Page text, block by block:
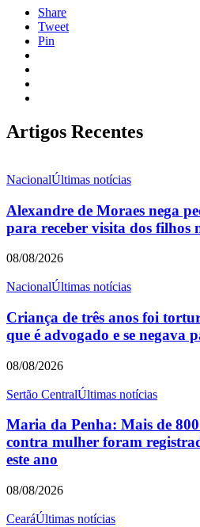
Share
Tweet
Pin
Artigos Recentes
NacionalÚltimas notícias
Alexandre de Moraes nega
para receber visita dos filhos
08/08/2026
NacionalÚltimas notícias
Criança de três anos foi
que é advogado e se negava
08/08/2026
Sertão CentralÚltimas notícias
Maria da Penha: Mais de
contra mulher foram
este ano
08/08/2026
CearáÚltimas notícias